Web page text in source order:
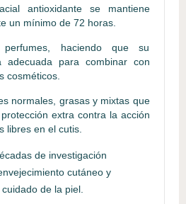
antioxidante se mantiene
un mínimo de 72 horas.
haciendo que su
adecuada para combinar con
cosméticos.
normales, grasas y mixtas que
extra contra la acción
libres en el cutis.
de investigación
cutáneo y
de la piel.